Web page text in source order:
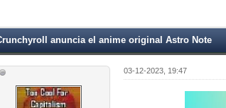
anuncia el anime original Astro Note
03-12-2023, 19:47